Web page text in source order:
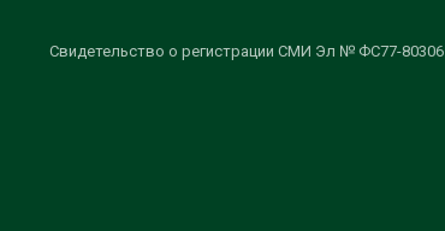
Свидетельство о регистрации СМИ Эл № ФС77-80306